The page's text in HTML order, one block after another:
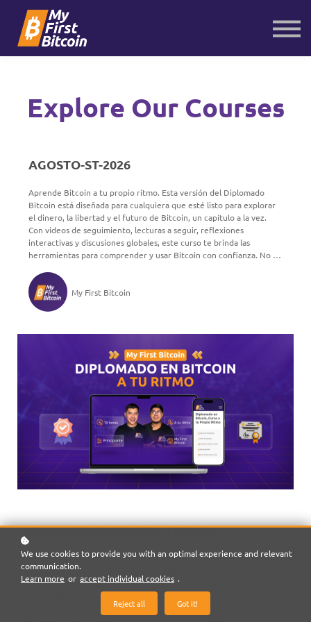
Sign in
Explore Our Courses
AGOSTO-ST-2026
Aprende Bitcoin a tu propio ritmo. Esta versión del Diplomado
Bitcoin está diseñada para cualquiera que esté listo para explorar
el dinero, la libertad y el futuro de Bitcoin, un capítulo a la vez.
Con videos de seguimiento, lecturas a seguir, reflexiones
interactivas y discusiones globales, este curso te brinda las
herramientas para comprender y usar Bitcoin con confianza. No se
aprender.
My First Bitcoin
Curso de introducción a Bitcoin
¿Tienes curiosidad sobre Bitcoin pero no sabes por dónde
empezar? Este curso explora los problemas del sistema monetario
actual y muestra por qué se creó Bitcoin como una solución.
Obtendrás una visión clara de cómo funciona Bitcoin, cubriendo lo
esencial: cómo se realizan las transacciones, cómo mantener tu
We use cookies to provide you with an optimal experience and relevant
communication.
Learn more or accept individual cookies .
Reject all Got it!